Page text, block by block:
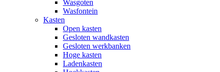
Wasgoten
Wasfontein
Kasten
Open kasten
Gesloten wandkasten
Gesloten werkbanken
Hoge kasten
Ladenkasten